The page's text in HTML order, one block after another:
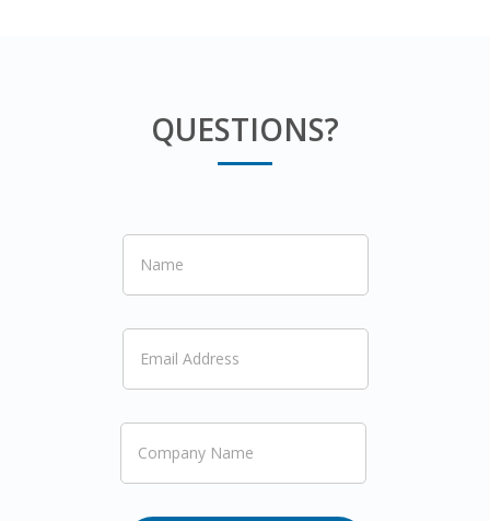
QUESTIONS?